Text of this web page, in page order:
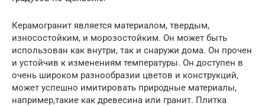
Керамогранит является материалом, твердым,
износостойким, и морозостойким. Он может быть
использован как внутри, так и снаружи дома. Он прочен
и устойчив к изменениям температуры. Он доступен в
очень широком разнообразии цветов и конструкций,
может успешно имитировать природные материалы,
например,такие как древесина или гранит. Плитка